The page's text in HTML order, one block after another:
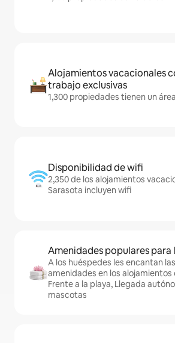
Alojamientos vacacionales
trabajo exclusivas
1,300 propiedades tienen un
Disponibilidad de wifi
2,350 de los alojamientos
Sarasota incluyen wifi
Amenidades populares para
A los huéspedes les encantan
amenidades en los alojamientos
Frente a la playa, Llegada
mascotas